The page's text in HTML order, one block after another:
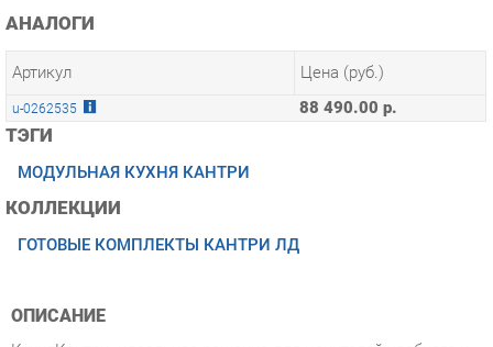
Артикул
u-0262535 88 490.00 р.
ТЭГИ
МОДУЛЬНАЯ КУХНЯ КАНТРИ
КОЛЛЕКЦИИ
ГОТОВЫЕ КОМПЛЕКТЫ КАНТРИ ЛД
ОПИСАНИЕ
прямоугольного профиля подчеркивает изящная ручка и